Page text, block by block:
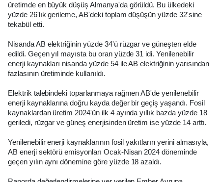
üretimde en büyük düşüş Almanya'da görüldü. Bu ülkedeki
yüzde 26'lık gerileme, AB'deki toplam düşüşün yüzde 32'sine
tekabül etti.
Nisanda AB elektriğinin yüzde 34'ü rüzgar ve güneşten elde
edildi. Geçen yıl mayısta bu oran yüzde 31 idi. Yenilenebilir
enerji kaynakları nisanda yüzde 54 ile AB elektriğinin yarısından
fazlasının üretiminde kullanıldı.
Elektrik talebindeki toparlanmaya rağmen AB'de yenilenebilir
enerji kaynaklarına doğru kayda değer bir geçiş yaşandı. Fosil
kaynaklardan üretim 2024'ün ilk 4 ayında yıllık bazda yüzde 18
geriledi, rüzgar ve güneş enerjisinden üretim ise yüzde 14 arttı.
Yenilenebilir enerji kaynaklarının fosil yakıtların yerini almasıyla,
AB enerji sektörü emisyonları Ocak-Nisan 2024 döneminde
geçen yılın aynı dönemine göre yüzde 18 azaldı.